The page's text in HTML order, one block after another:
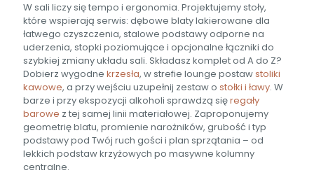
W sali liczy się tempo i ergonomia. Projektujemy stoły,
które wspierają serwis: dębowe blaty lakierowane dla
łatwego czyszczenia, stalowe podstawy odporne na
uderzenia, stopki poziomujące i opcjonalne łączniki do
szybkiej zmiany układu sali. Składasz komplet od A do Z?
Dobierz wygodne krzesła, w strefie lounge postawstoliki
kawowe, a przy wejściu uzupełnij zestaw o stołki i ławy. W
barze i przy ekspozycji alkoholi sprawdzą sięregały
barowe z tej samej linii materiałowej. Zaproponujemy
geometrię blatu, promienie narożników, grubość i typ
podstawy pod Twój ruch gości i plan sprzątania – od
lekkich podstaw krzyżowych po masywne kolumny
centralne.